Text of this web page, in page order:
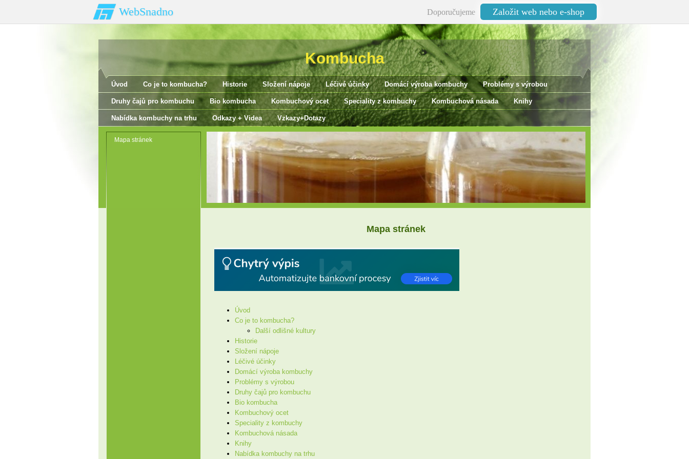
WebSnadno Doporučujeme Založit web nebo e-shop
Kombucha
Úvod Co je to kombucha? Historie Složení nápoje Léčivé účinky Domácí výroba kombuchy Problémy s výrobou
Druhy čajů pro kombuchu Bio kombucha Kombuchový ocet Speciality z kombuchy Kombuchová násada Knihy
Nabídka kombuchy na trhu Odkazy + Videa Vzkazy+Dotazy
Mapa stránek
Mapa stránek
Úvod
Co je to kombucha?
Další odlišné kultury
Historie
Složení nápoje
Léčivé účinky
Domácí výroba kombuchy
Problémy s výrobou
Druhy čajů pro kombuchu
Bio kombucha
Kombuchový ocet
Speciality z kombuchy
Kombuchová násada
Knihy
Nabídka kombuchy na trhu